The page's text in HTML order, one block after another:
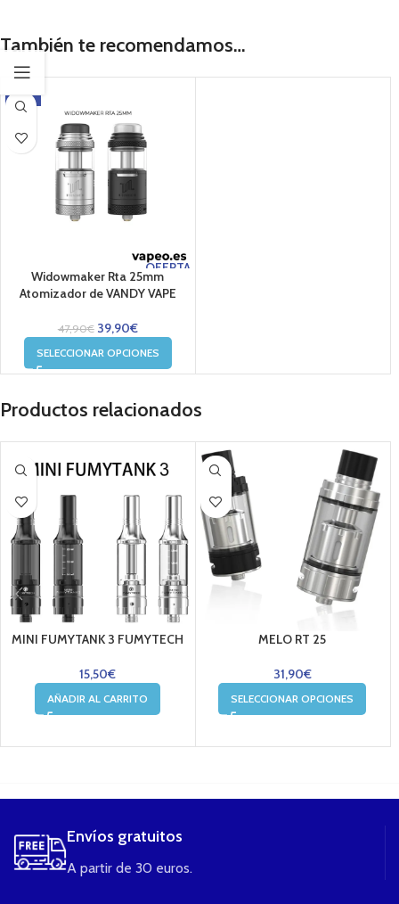
También te recomendamos…
-17%
OFERTA
Widowmaker Rta 25mm
Atomizador de VANDY VAPE
47,90€ 39,90€
SELECCIONAR OPCIONES
Productos relacionados
MINI FUMYTANK 3 FUMYTECH
15,50€
AÑADIR AL CARRITO
MELO RT 25
31,90€
SELECCIONAR OPCIONES
Envíos gratuitos
A partir de 30 euros.